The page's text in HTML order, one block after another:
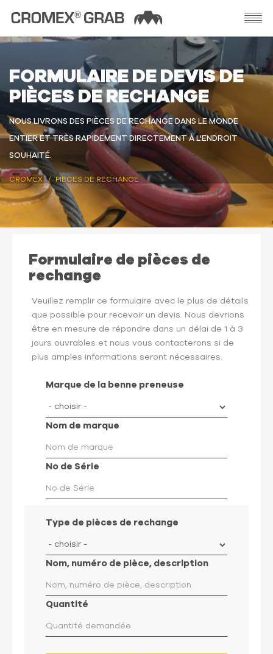
FORMULAIRE DE DEVIS DE
PIÈCES DE RECHANGE
NOUS LIVRONS DES PIÈCES DE RECHANGE DANS LE MONDE
ENTIER ET TRÈS RAPIDEMENT DIRECTEMENT À L'ENDROIT
SOUHAITÉ.
CROMEX PIECES DE RECHANGE
Formulaire de pièces de
rechange
Veuillez remplir ce formulaire avec le plus de détails
que possible pour recevoir un devis. Nous devrions
être en mesure de répondre dans un délai de 1 à 3
jours ouvrables et nous vous contacterons si de
plus amples informations seront nécessaires.
Marque de la benne preneuse
Nom de marque
No de Série
Type de pièces de rechange
Nom, numéro de pièce, description
Quantité